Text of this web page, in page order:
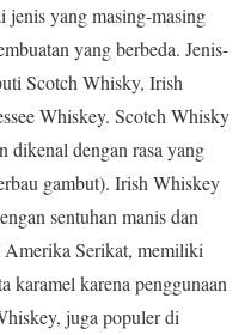
jenis yang masing-masing
yang berbeda. Jenis-
Scotch Whisky, Irish
Whiskey. Scotch Whisky
dikenal dengan rasa yang
gambut). Irish Whiskey
sentuhan manis dan
Serikat, memiliki
karamel karena penggunaan
juga populer di